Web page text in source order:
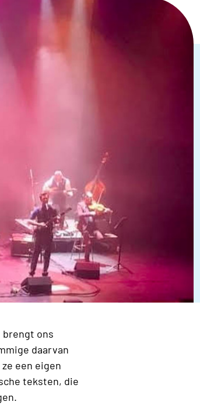
brengt ons
daarvan
een eigen
teksten, die